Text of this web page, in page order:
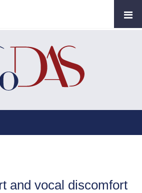
and vocal discomfort